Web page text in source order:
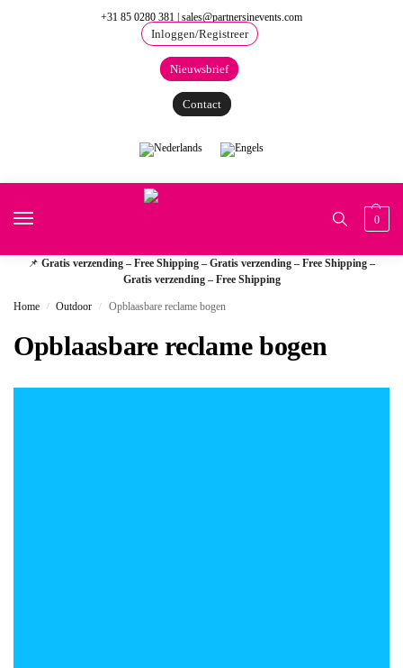
+31 85 0280 381 | sales@partnersinevents.com
Inloggen/Registreer
Nieuwsbrief
Contact
0
📌 Gratis verzending – Free Shipping – Gratis verzending – Free Shipping –
Gratis verzending – Free Shipping
Home / Outdoor / Opblaasbare reclame bogen
Opblaasbare reclame bogen